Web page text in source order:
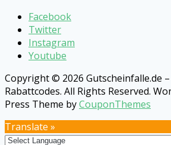
Facebook
Twitter
Instagram
Youtube
Copyright © 2026 Gutscheinfalle.de
Rabattcodes. All Rights Reserved.
Press Theme byCouponThemes
Translate »